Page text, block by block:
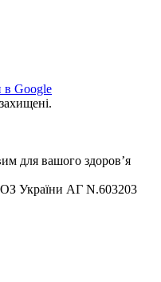
в Google
для вашого здоров’я
України АГ N.603203